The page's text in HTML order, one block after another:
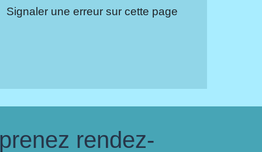
Signaler une erreur sur cette page
rendez-